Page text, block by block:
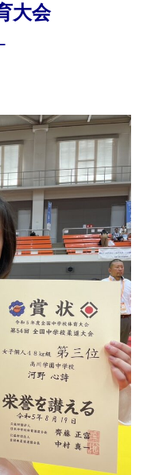
大会